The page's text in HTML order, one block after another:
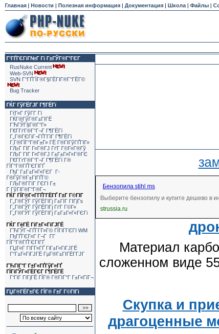
Главная | Новости | Полезная информация | Документация | Школа | Файлы |
Г’ГҐГЄГіГ№Г Гї Г±ГЎГ®Г°ГЄГ
RusNuke Current
Web-SVN
SVN Г°ГҐГЇГ®Г§ГЁГІГ®Г°ГЁГ©
Bug Tracker
ГЌГ ГўГЁГЈГ Г¶ГЁГї
ГѓГ«Г ГўГ­Г Гї
ГЌГ®ГўГ®Г±ГІГЁ
ГЋГЎГ§Г®Г°Г»
Г€Г­ГґГ®Г°Г¬Г Г¶ГЁГї
Г„Г®ГЄГіГ¬ГҐГ­ГІГ Г¶ГЁГї
Г‚Г®ГЇГ°Г®Г±Г» ГЁ Г®ГІГўГҐГІГ»
ГЉГ ГІГ Г«Г®ГЈ ГґГ Г©Г«Г®Гў
ГЉГ ГІГ Г«Г®ГЈ Г±Г±Г»Г«Г®ГЄ
Г€Г­ГґГ®Г°Г¬Г Г¶ГЁГї Г®
ГЇГ°Г®ГҐГЄГІГҐ
ГђГ Г±Г±Г»Г«ГЄГ Г­
Г®ГўГ®Г±ГІГҐГ©
ГЉГ®Г­ГІГ ГЄГІ Г±
Г ГўГІГ®Г°Г®Г¬
ГЌГ ГЇГ®Г«Г­ГҐГ­ГЁГҐ Г±Г Г©ГІГ
Г„Г®ГЎГ ГўГЁГІГј Г±ГІГ ГІГјГѕ
Г„Г®ГЎГ ГўГЁГІГј ГґГ Г©Г«
Г„Г®ГЎГ ГўГЁГІГј Г±Г±Г»Г«ГЄГі
ГЌГ ГёГЁ ГіГ±Г«ГіГЈГЁ
ГЋГЎГ¬ГҐГ­Г­Г»Г© ГЇГіГ­ГЄГІ WM
ГђГҐГЄГ«Г Г¬Г Г­Г
ГЇГ°Г®ГҐГЄГІГҐ
ГЏГ«Г ГІГ­Г»ГҐ ГіГ±Г«ГіГЈГЁ
Г“Г±Г«ГіГЈГЁ ГµГ®Г±ГІГЁГ­ГЈГ
ГЋГІГ°Г Г±Г«ГҐГўГ»ГҐ
ГЇГіГЎГ«ГЁГЄГ Г¶ГЁГЁ
Г‘ГІГ ГІГјГЁ ГЇГ® Г®ГІГ°Г Г±Г«ГїГ¬
ГЏГ®ГЁГ±ГЄ ГЇГ® Г±Г Г©ГІГі
Бензопила stihl ms
Выберите бензопилу и купите дешево в
strussia.ru
Материал
сложенном виде
Скупка и
драгоценные